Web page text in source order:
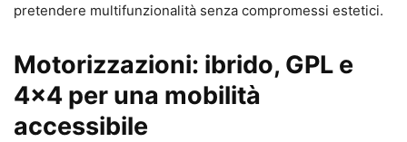
pretendere multifunzionalità senza compromessi estetici.
Motorizzazioni: ibrido, GPL e
4×4 per una mobilità
accessibile